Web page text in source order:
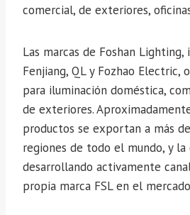
comercial, de exteriores,
Las marcas de Foshan Lighting,
Fenjiang, QL y Fozhao Electric,
para iluminación doméstica,
de exteriores.
productos se exportan a más
regiones de todo el mundo, y
desarrollando activamente
propia marca FSL en el